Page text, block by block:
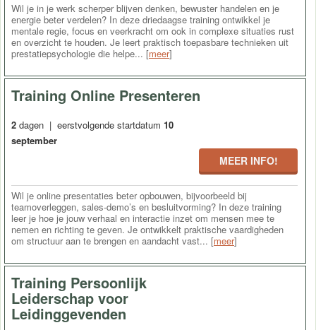
Wil je in je werk scherper blijven denken, bewuster handelen en je
energie beter verdelen? In deze driedaagse training ontwikkel je
mentale regie, focus en veerkracht om ook in complexe situaties rust
en overzicht te houden. Je leert praktisch toepasbare technieken uit
prestatiepsychologie die helpe... [meer]
Training Online Presenteren
2 dagen | eerstvolgende startdatum 10
september
MEER INFO!
Wil je online presentaties beter opbouwen, bijvoorbeeld bij
teamoverleggen, sales-demo’s en besluitvorming? In deze training
leer je hoe je jouw verhaal en interactie inzet om mensen mee te
nemen en richting te geven. Je ontwikkelt praktische vaardigheden
om structuur aan te brengen en aandacht vast... [meer]
Training Persoonlijk
Leiderschap voor
Leidinggevenden